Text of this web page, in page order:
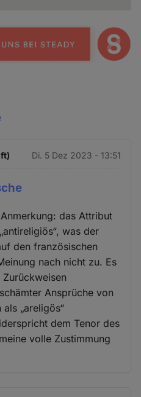
Di. 5 Dez 2023 - 13:51
das Attribut
was der
den französischen
nach nicht zu. Es
Ansprüche von
„areligös“
dem Tenor des
volle Zustimmung